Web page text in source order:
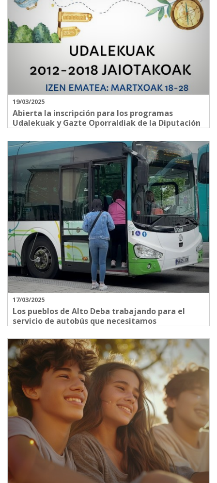
19/03/2025
Abierta la inscripción para los programas
Udalekuak y Gazte Oporraldiak de la Diputación
17/03/2025
Los pueblos de Alto Deba trabajando para el
servicio de autobús que necesitamos